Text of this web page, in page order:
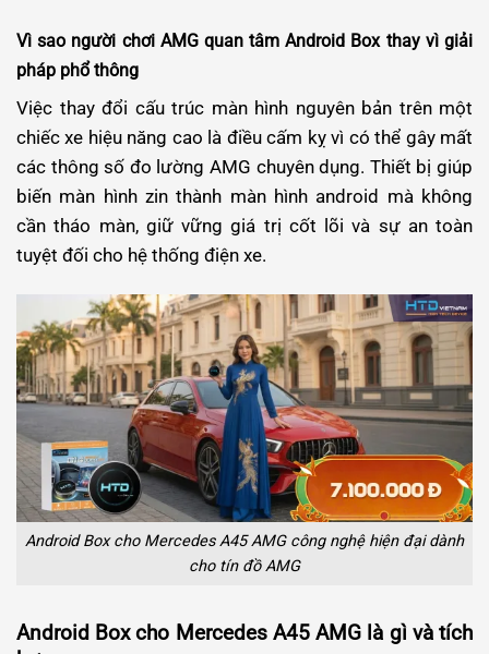
Vì sao người chơi AMG quan tâm Android Box thay vì giải
pháp phổ thông
Việc thay đổi cấu trúc màn hình nguyên bản trên một
chiếc xe hiệu năng cao là điều cấm kỵ vì có thể gây mất
các thông số đo lường AMG chuyên dụng. Thiết bị giúp
biến màn hình zin thành màn hình android mà không
cần tháo màn, giữ vững giá trị cốt lõi và sự an toàn
tuyệt đối cho hệ thống điện xe.
Android Box cho Mercedes A45 AMG công nghệ hiện đại dành
cho tín đồ AMG
Android Box cho Mercedes A45 AMG là gì và tích